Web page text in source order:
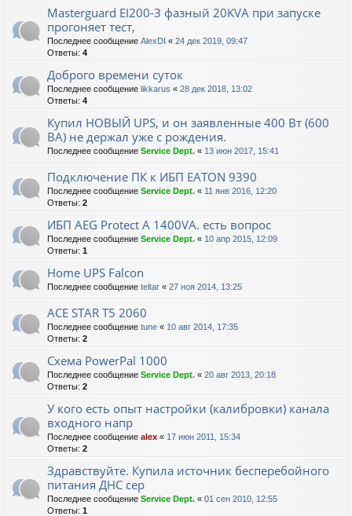
Masterguard EI200-3 фазный 20KVA при запуске
прогоняет тест,
Последнее сообщение AlexDI « 24 дек 2019, 09:47
Ответы: 4
Доброго времени суток
Последнее сообщение likkarus « 28 дек 2018, 13:02
Ответы: 4
Купил НОВЫЙ UPS, и он заявленные 400 Вт (600
ВА) не держал уже с рождения.
Последнее сообщение Service Dept. « 13 июн 2017, 15:41
Подключение ПК к ИБП EATON 9390
Последнее сообщение Service Dept. « 11 янв 2016, 12:20
Ответы: 2
ИБП AEG Protect A 1400VA. есть вопрос
Последнее сообщение Service Dept. « 10 апр 2015, 12:09
Ответы: 1
Home UPS Falcon
Последнее сообщение teltar « 27 ноя 2014, 13:25
ACE STAR T5 2060
Последнее сообщение tune « 10 авг 2014, 17:35
Ответы: 2
Схема PowerPal 1000
Последнее сообщение Service Dept. « 20 авг 2013, 20:18
Ответы: 2
У кого есть опыт настройки (калибровки) канала
входного напр
Последнее сообщение alex « 17 июн 2011, 15:34
Ответы: 2
Здравствуйте. Купила источник бесперебойного
питания ДНС сер
Последнее сообщение Service Dept. « 01 сен 2010, 12:55
Ответы: 1